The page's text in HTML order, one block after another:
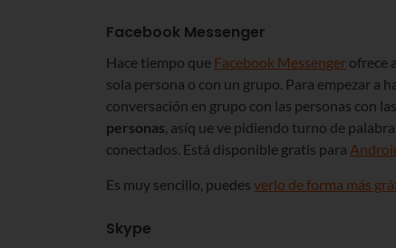
Facebook Messenger
Hace tiempo que Facebook Messenger ofrece
sola persona o con un grupo. Para empezar a
conversación en grupo con las personas con
personas , asíq ue ve pidiendo turno de
conectados. Está disponible gratis para
Es muy sencillo, puedes verlo de forma más
Skype